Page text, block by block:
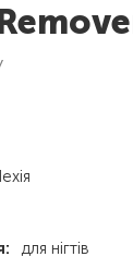
для нігтів